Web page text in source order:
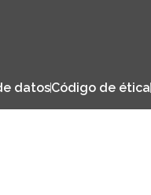
datosCódigo de ética